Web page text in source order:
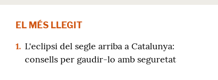
EL MÉS LLEGIT
1. L'eclipsi del segle arriba a Catalunya:
consells per gaudir-lo amb seguretat